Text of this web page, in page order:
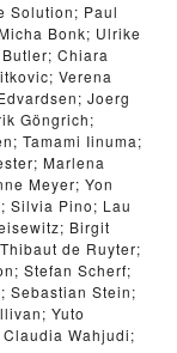
Solution; Paul
Bonk; Ulrike
Chiara
Verena
Joerg
Göngrich;
Tamami Iinuma;
Marlena
Meyer; Yon
Silvia Pino; Lau
Birgit
de Ruyter;
Stefan Scherf;
Sebastian Stein;
Yuto
Wahjudi;